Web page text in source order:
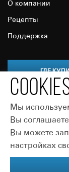
О компании
Рецепты
Поддержка
ГДЕ
Мы
Вы
Вы можете
настройках